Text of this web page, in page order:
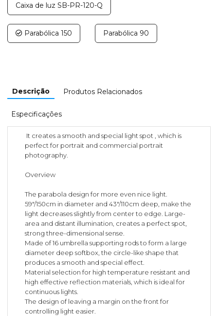
Caixa de luz SB-PR-120-Q
Parabólica 150 Parabólica 90
Descrição Produtos Relacionados
Especificações
It creates a smooth and special light spot , which is
perfect for portrait and commercial portrait
photography.
Overview
The parabola design for more even nice light.
59"/150cm in diameter and 43"/110cm deep, make the
light decreases slightly from center to edge. Large-
area and distant illumination, creates a perfect spot,
strong three-dimensional sense.
Made of 16 umbrella supporting rods to form a large
diameter deep softbox, the circle-like shape that
produces a smooth and special effect.
Material selection for high temperature resistant and
high effective reflection materials, which is ideal for
continuous lights.
The design of leaving a margin on the front for
controlling light easier.